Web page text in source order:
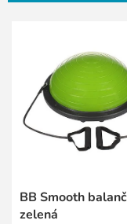
BB Smooth
zelená